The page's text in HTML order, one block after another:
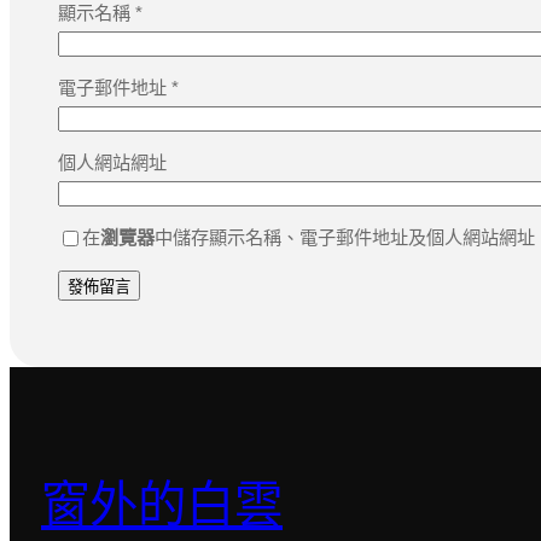
顯示名稱 *
電子郵件地址 *
個人網站網址
在瀏覽器中儲存顯示名稱、電子郵件地址及個人網站網址
窗外的白雲